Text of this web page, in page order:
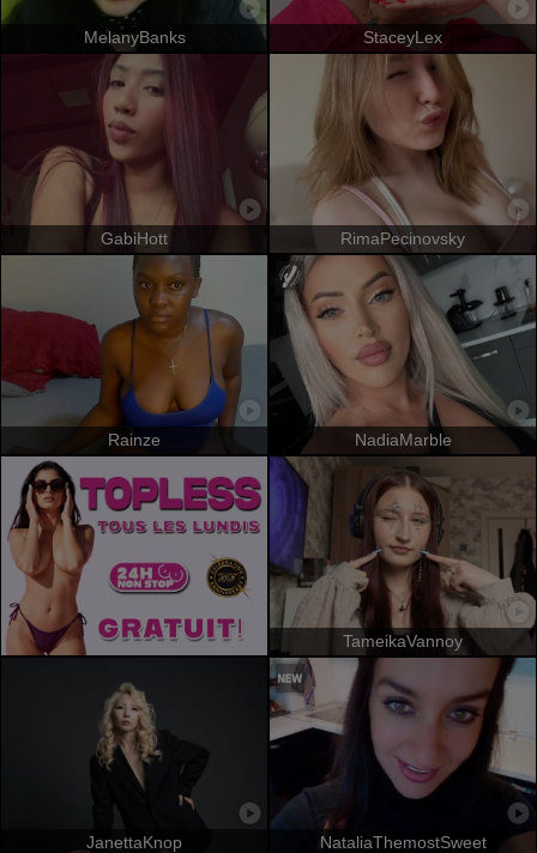
MelanyBanks StaceyLex
GabiHott RimaPecinovsky
Rainze NadiaMarble
TameikaVannoy
JanettaKnop NataliaThemostSweet